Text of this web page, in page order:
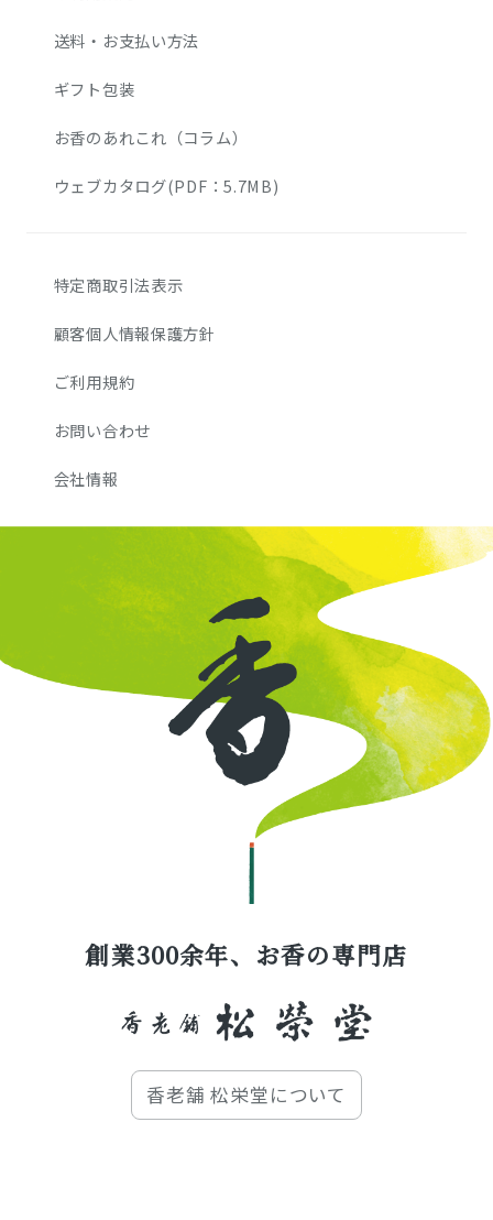
送料・お支払い方法
ギフト包装
お香のあれこれ（コラム）
ウェブカタログ(PDF：5.7MB)
特定商取引法表示
顧客個人情報保護方針
ご利用規約
お問い合わせ
会社情報
創業300余年、お香の専門店
香老舗 松栄堂について